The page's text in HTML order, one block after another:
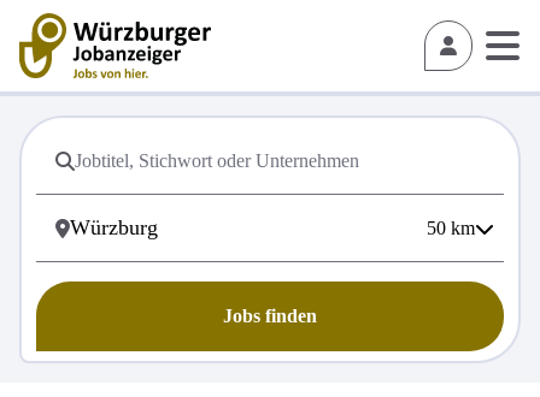
50 km
Jobs finden